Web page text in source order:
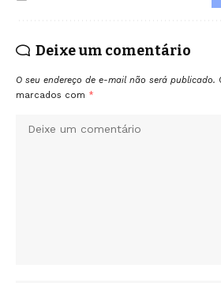
Deixe um comentário
O seu endereço de e-mail não será publicado.
marcados com *